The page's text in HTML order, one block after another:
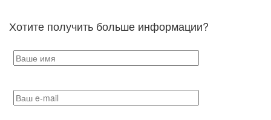
Хотите получить больше информации?